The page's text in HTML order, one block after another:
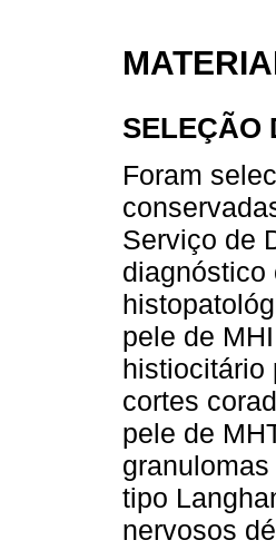
SELEÇÃO
Foram
Serviço de
diagnóstico
pele de
histiocitário
cortes
pele de
tipo
nervosos